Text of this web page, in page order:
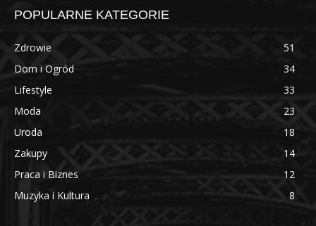
POPULARNE KATEGORIE
Zdrowie
51
Dom i Ogród
34
Lifestyle
33
Moda
23
Uroda
18
Zakupy
14
Praca i Biznes
12
Muzyka i Kultura
8